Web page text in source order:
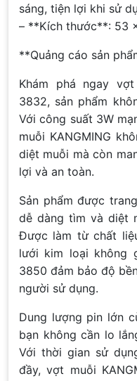
sáng, tiện lợi khi sử
– **Kích thước**: 53
**Quảng cáo sản
Khám phá ngay
3832, sản phẩm
Với công suất 3W
muỗi KANGMING
diệt muỗi mà còn
lợi và an toàn.
Sản phẩm được
dễ dàng tìm và diệt
Được làm từ chất
lưới kim loại không
3850 đảm bảo độ
người sử dụng.
Dung lượng pin lớn
bạn không cần lo
Với thời gian sử
đầy, vợt muỗi